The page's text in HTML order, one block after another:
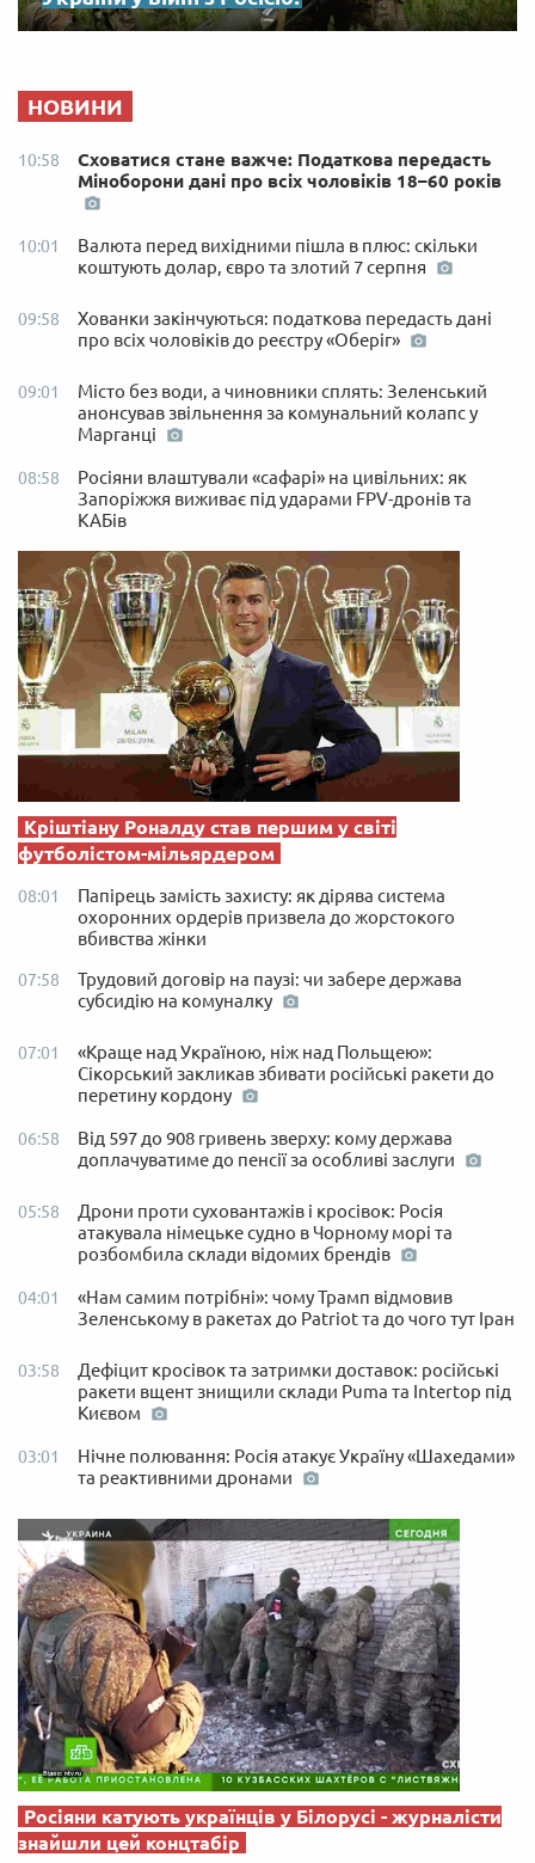
НОВИНИ
10:58
Сховатися стане важче: Податкова передасть
Міноборони дані про всіх чоловіків 18–60 років
10:01
Валюта перед вихідними пішла в плюс: скільки
коштують долар, євро та злотий 7 серпня
09:58
Хованки закінчуються: податкова передасть дані
про всіх чоловіків до реєстру «Оберіг»
09:01
Місто без води, а чиновники сплять: Зеленський
анонсував звільнення за комунальний колапс у
Марганці
08:58
Росіяни влаштували «сафарі» на цивільних: як
Запоріжжя виживає під ударами FPV-дронів та
КАБів
Кріштіану Роналду став першим у світі
футболістом-мільярдером
08:01
Папірець замість захисту: як дірява система
охоронних ордерів призвела до жорстокого
вбивства жінки
07:58
Трудовий договір на паузі: чи забере держава
субсидію на комуналку
07:01
«Краще над Україною, ніж над Польщею»:
Сікорський закликав збивати російські ракети до
перетину кордону
06:58
Від 597 до 908 гривень зверху: кому держава
доплачуватиме до пенсії за особливі заслуги
05:58
Дрони проти суховантажів і кросівок: Росія
атакувала німецьке судно в Чорному морі та
розбомбила склади відомих брендів
04:01
«Нам самим потрібні»: чому Трамп відмовив
Зеленському в ракетах до Patriot та до чого тут Іран
03:58
Дефіцит кросівок та затримки доставок: російські
ракети вщент знищили склади Puma та Intertop під
Києвом
03:01
Нічне полювання: Росія атакує Україну «Шахедами»
та реактивними дронами
Росіяни катують українців у Білорусі - журналісти
знайшли цей концтабір